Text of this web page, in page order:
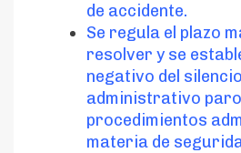
de accidente.
Se regula el plazo
resolver y se
negativo del silencio
administrativo
procedimientos
materia de